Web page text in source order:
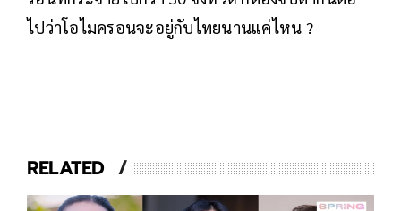
ไปว่าโอไมครอนจะอยู่กับไทยนานแค่ไหน ?
RELATED